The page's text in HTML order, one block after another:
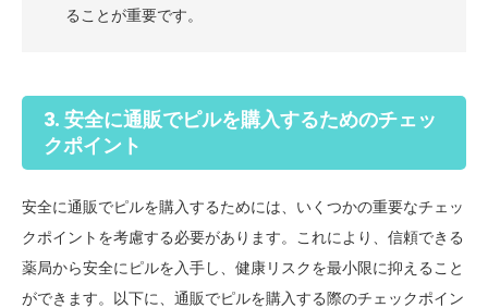
ることが重要です。
3. 安全に通販でピルを購入するためのチェッ
クポイント
安全に通販でピルを購入するためには、いくつかの重要なチェッ
クポイントを考慮する必要があります。これにより、信頼できる
薬局から安全にピルを入手し、健康リスクを最小限に抑えること
ができます。以下に、通販でピルを購入する際のチェックポイン